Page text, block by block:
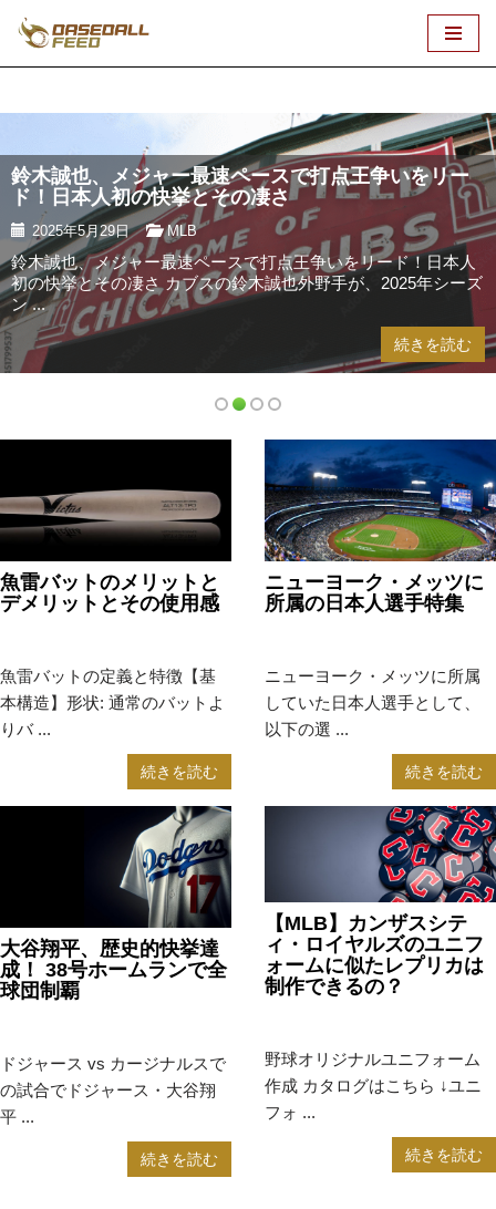
テ
ツ
へ
ス
キ
ッ
プ
鈴木誠也、メジャー最速ペースで打点王争いをリー
ド！日本人初の快挙とその凄さ
2025年5月29日 MLB
鈴木誠也、メジャー最速ペースで打点王争いをリード！日本人
初の快挙とその凄さ カブスの鈴木誠也外野手が、2025年シーズ
ン ...
続きを読む
魚雷バットのメリットと
デメリットとその使用感
魚雷バットの定義と特徴【基
本構造】形状: 通常のバットよ
りバ ...
続きを読む
ニューヨーク・メッツに
所属の日本人選手特集
ニューヨーク・メッツに所属
していた日本人選手として、
以下の選 ...
続きを読む
大谷翔平、歴史的快挙達
成！ 38号ホームランで全
球団制覇
ドジャース vs カージナルスで
の試合でドジャース・大谷翔
平 ...
続きを読む
【MLB】カンザスシテ
ィ・ロイヤルズのユニフ
ォームに似たレプリカは
制作できるの？
野球オリジナルユニフォーム
作成 カタログはこちら ↓ユニ
フォ ...
続きを読む